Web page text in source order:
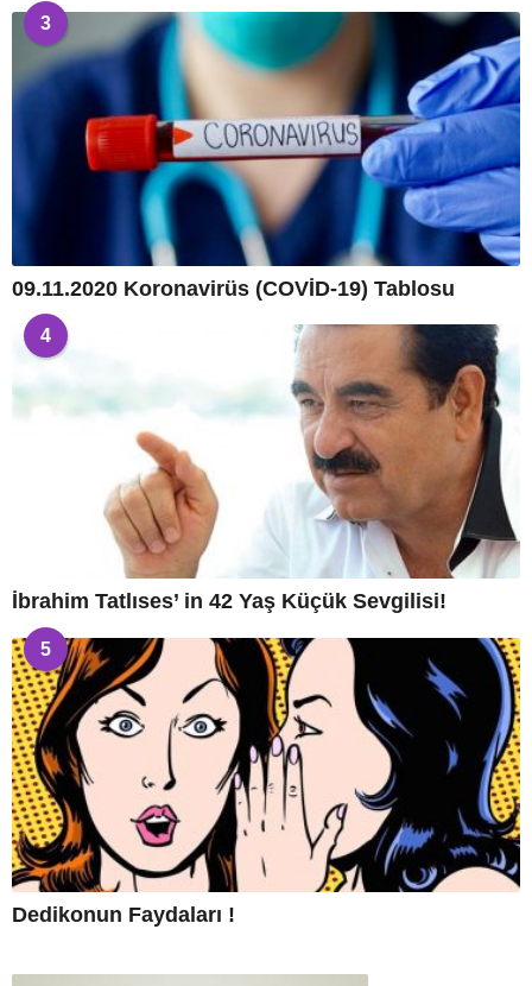
3
09.11.2020 Koronavirüs (COVİD-19) Tablosu
4
İbrahim Tatlıses’ in 42 Yaş Küçük Sevgilisi!
5
Dedikonun Faydaları !